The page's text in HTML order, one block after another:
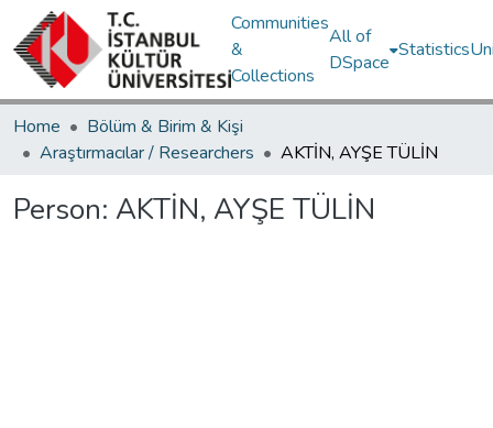
Communities
&
Collections
All of
DSpace
Statistics
Home
Bölüm & Birim & Kişi
Araştırmacılar / Researchers
AKTİN, AYŞE TÜLİN
Person: AKTİN, AYŞE TÜLİN